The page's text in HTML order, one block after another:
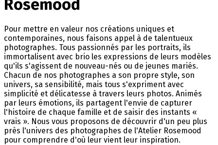
Rosemood
Pour mettre en valeur nos créations uniques et
contemporaines, nous faisons appel à de talentueux
photographes. Tous passionnés par les portraits, ils
immortalisent avec brio les expressions de leurs modèles
qu'ils s'agissent de nouveau-nés ou de jeunes mariés.
Chacun de nos photographes a son propre style, son
univers, sa sensibilité, mais tous s'expriment avec
simplicité et délicatesse à travers leurs photos. Animés
par leurs émotions, ils partagent l'envie de capturer
l'histoire de chaque famille et de saisir des instants «
vrais ». Nous vous proposons de découvrir d'un peu plus
près l'univers des photographes de l'Atelier Rosemood
pour comprendre d'où leur vient leur inspiration.